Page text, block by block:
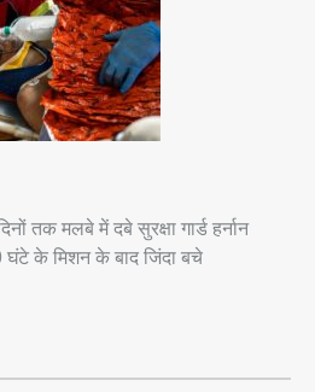
तक मलबे में दबे सुरक्षा गार्ड हर्नान
घंटे के मिशन के बाद जिंदा बचे
Assembly seat: बसपा के
विधायक उमाशंकर सिंह का निधन, दो
कैंसर से जूझ रहे थे
Kumar
JHJ